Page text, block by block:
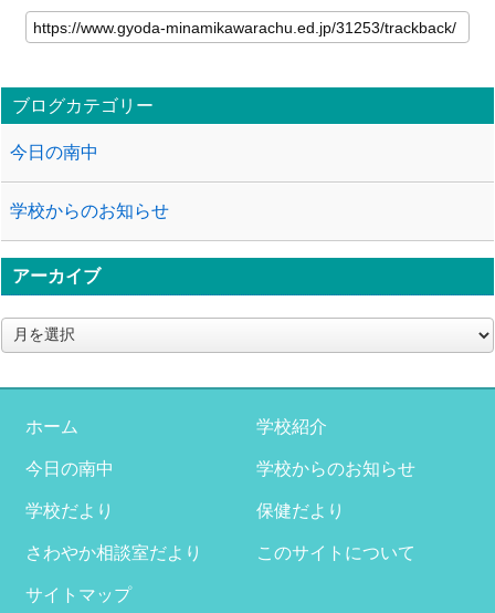
ブログカテゴリー
今日の南中
学校からのお知らせ
アーカイブ
ア
ー
イ
ホーム 学校紹介
今日の南中 学校からのお知らせ
学校だより 保健だより
さわやか相談室だより このサイトについて
サイトマップ